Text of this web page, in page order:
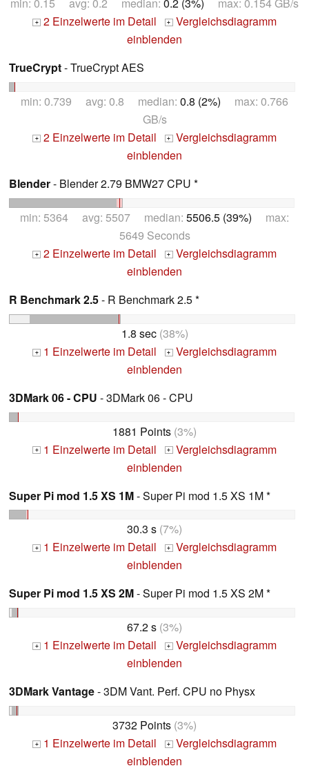
min: 0.15 avg: 0.2 median: 0.2 (3%) max: 0.154 GB/s
+ 2 Einzelwerte im Detail + Vergleichsdiagramm
einblenden
TrueCrypt- TrueCrypt AES
min: 0.739 avg: 0.8 median: 0.8 (2%) max: 0.766
GB/s
+ 2 Einzelwerte im Detail + Vergleichsdiagramm
einblenden
Blender- Blender 2.79 BMW27 CPU *
min: 5364 avg: 5507 median: 5506.5 (39%) max:
5649 Seconds
+ 2 Einzelwerte im Detail + Vergleichsdiagramm
einblenden
R Benchmark 2.5- R Benchmark 2.5 *
1.8 sec(38%)
+ 1 Einzelwerte im Detail + Vergleichsdiagramm
einblenden
3DMark 06 - CPU - 3DMark 06 - CPU
1881 Points (3%)
+ 1 Einzelwerte im Detail + Vergleichsdiagramm
einblenden
Super Pi mod 1.5 XS 1M- Super Pi mod 1.5 XS 1M *
30.3 s (7%)
+ 1 Einzelwerte im Detail + Vergleichsdiagramm
einblenden
Super Pi mod 1.5 XS 2M- Super Pi mod 1.5 XS 2M *
67.2 s (3%)
+ 1 Einzelwerte im Detail + Vergleichsdiagramm
einblenden
3DMark Vantage- 3DM Vant. Perf. CPU no Physx
3732 Points (3%)
+ 1 Einzelwerte im Detail + Vergleichsdiagramm
einblenden